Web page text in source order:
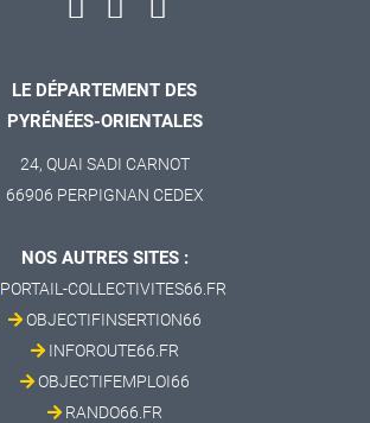
LE DÉPARTEMENT DES
PYRÉNÉES-ORIENTALES
24, QUAI SADI CARNOT
66906 PERPIGNAN CEDEX
NOS AUTRES SITES :
PORTAIL-COLLECTIVITES66.FR
OBJECTIFINSERTION66
INFOROUTE66.FR
OBJECTIFEMPLOI66
RANDO66.FR